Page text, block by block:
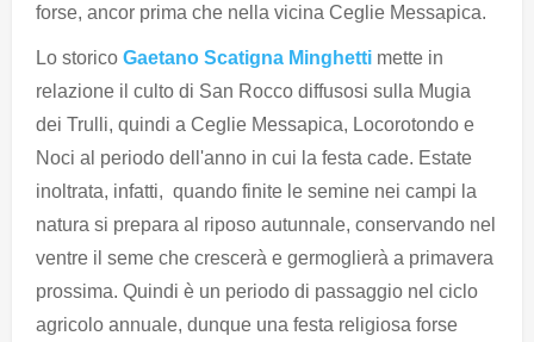
forse, ancor prima che nella vicina Ceglie Messapica.
Lo storico Gaetano Scatigna Minghetti mette in
relazione il culto di San Rocco diffusosi sulla Mugia
dei Trulli, quindi a Ceglie Messapica, Locorotondo e
Noci al periodo dell'anno in cui la festa cade. Estate
inoltrata, infatti, quando finite le semine nei campi la
natura si prepara al riposo autunnale, conservando nel
ventre il seme che crescerà e germoglierà a primavera
prossima. Quindi è un periodo di passaggio nel ciclo
agricolo annuale, dunque una festa religiosa forse